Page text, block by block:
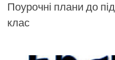
Поурочні плани до
клас